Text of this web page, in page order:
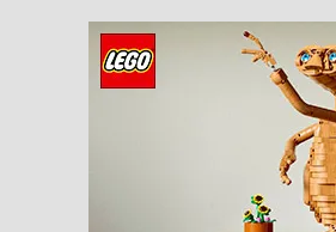
Père Noël, décorer le sapin, construire
ou t'envoler dans l'espace à bord de la
attraper un voleur, va faire un
télécommandée super cool ou fais
joli feu ! Cet ensemble génial
figurines et de modèles LEGO qui
modèles préférés. Il y a une horloge,